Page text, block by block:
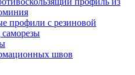
профили с резиновой
саморезы
швов